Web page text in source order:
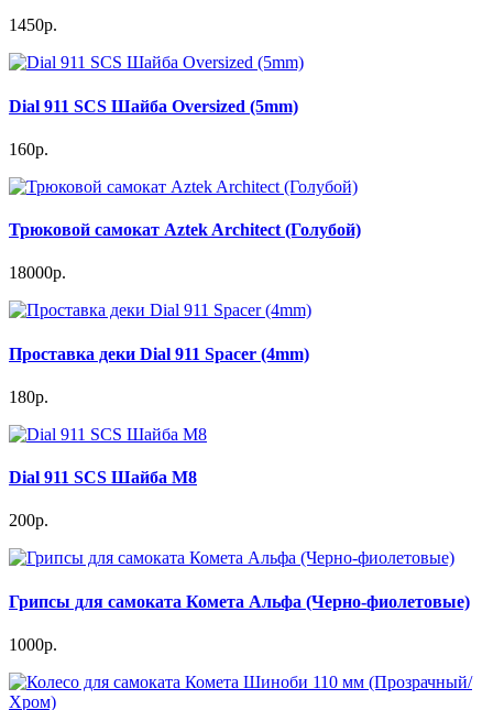
1450р.
Dial 911 SCS Шайба Oversized (5mm)
160р.
Трюковой самокат Aztek Architect (Голубой)
18000р.
Проставка деки Dial 911 Spacer (4mm)
180р.
Dial 911 SCS Шайба M8
200р.
Грипсы для самоката Комета Альфа (Черно-фиолетовые)
1000р.